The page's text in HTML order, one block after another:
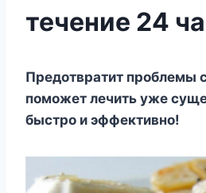
течение 24
Предотвратит проблемы
поможет лечить уже
быстро и эффективно!